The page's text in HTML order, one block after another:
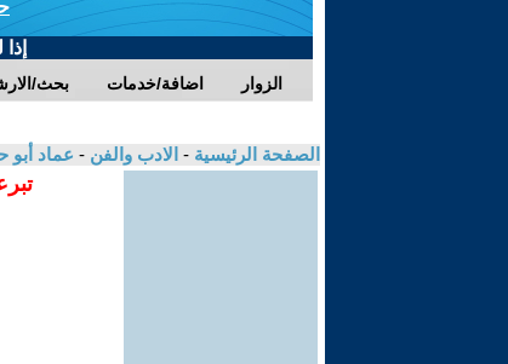
بحث/ اضافة/خدمات الزوار
الصفحة الرئيسية - الادب والفن - عماد